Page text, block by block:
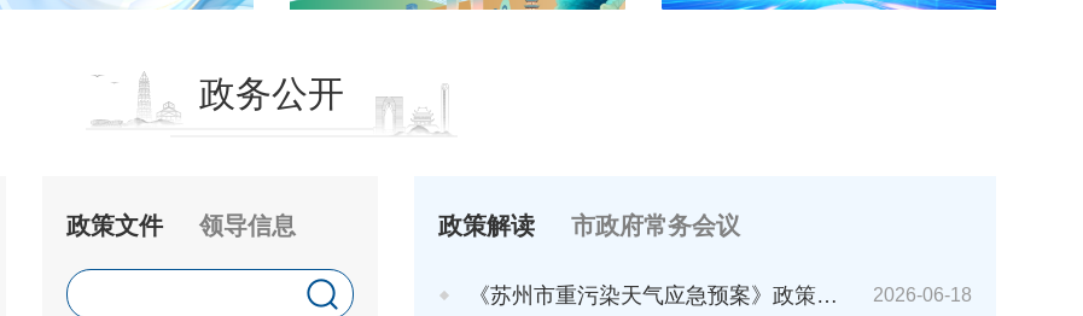
政务公开
政策文件 领导信息 政策解读 市政府常务会议
《苏州市重污染天气应急预案》政策解读 2026-06-18